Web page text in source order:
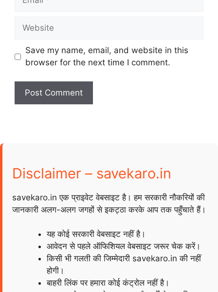
Website
Save my name, email, and website in this
browser for the next time I comment.
Disclaimer – savekaro.in
savekaro.in एक प्राइवेट वेबसाइट है। हम सरकारी नौकरियों की
जानकारी अलग-अलग जगहों से इकट्ठा करके आप तक पहुँचाते हैं।
यह कोई सरकारी वेबसाइट नहीं है।
आवेदन से पहले ऑफिशियल वेबसाइट जरूर चेक करें।
किसी भी गलती की जिम्मेदारी savekaro.in की नहीं
होगी।
बाहरी लिंक पर हमारा कोई कंट्रोल नहीं है।